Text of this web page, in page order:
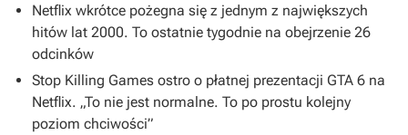
Netflix wkrótce pożegna się z jednym z największych
hitów lat 2000. To ostatnie tygodnie na obejrzenie 26
odcinków
Stop Killing Games ostro o płatnej prezentacji GTA 6 na
Netflix. „To nie jest normalne. To po prostu kolejny
poziom chciwości”